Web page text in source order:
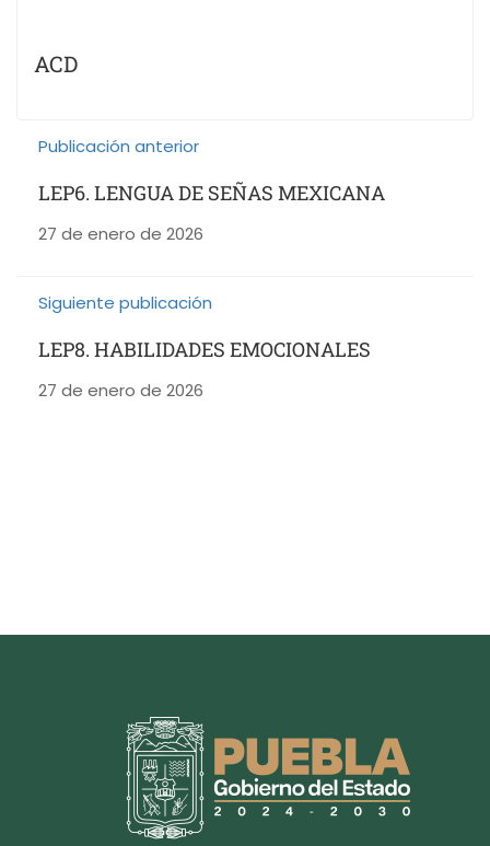
ACD
Publicación anterior
LEP6. LENGUA DE SEÑAS MEXICANA
27 de enero de 2026
Siguiente publicación
LEP8. HABILIDADES EMOCIONALES
27 de enero de 2026